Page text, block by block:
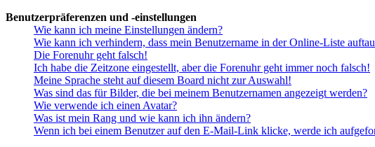
Benutzerpräferenzen und -einstellungen
Wie kann ich meine Einstellungen ändern?
Wie kann ich verhindern, dass mein Benutzername in der Online-Liste
Die Forenuhr geht falsch!
Ich habe die Zeitzone eingestellt, aber die Forenuhr geht immer noch falsch!
Meine Sprache steht auf diesem Board nicht zur Auswahl!
Was sind das für Bilder, die bei meinem Benutzernamen angezeigt werden?
Wie verwende ich einen Avatar?
Was ist mein Rang und wie kann ich ihn ändern?
Wenn ich bei einem Benutzer auf den E-Mail-Link klicke, werde ich